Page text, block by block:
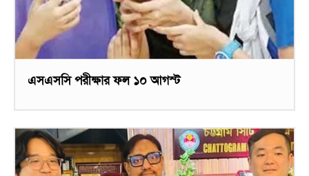
এসএসসি পরীক্ষার ফল ১০ আগস্ট